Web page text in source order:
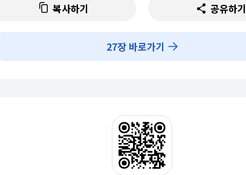
복사하기 공유하기
27장 바로가기